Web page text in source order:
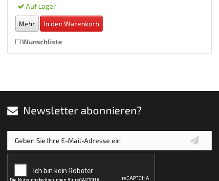
Auf Lager
Mehr In den Warenkorb
Wunschliste
Newsletter abonnieren?